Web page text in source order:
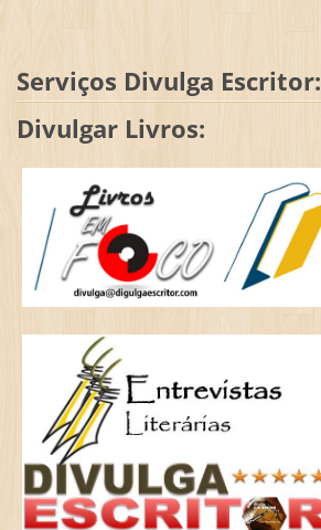
Serviços Divulga Escritor:
Divulgar Livros: